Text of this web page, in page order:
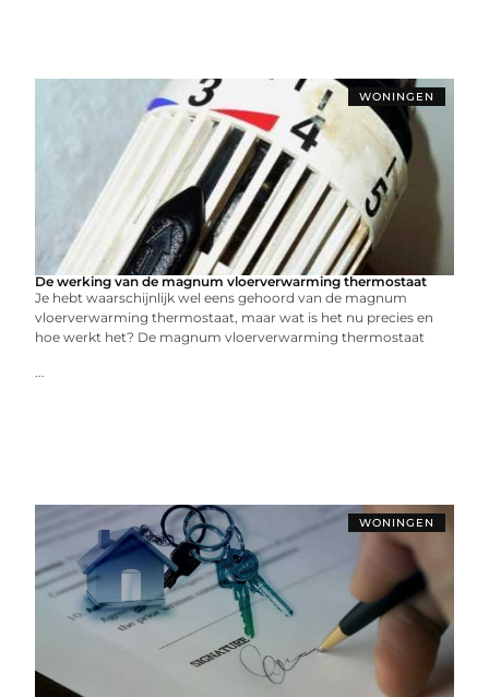
WONINGEN
De werking van de magnum vloerverwarming thermostaat
Je hebt waarschijnlijk wel eens gehoord van de magnum
vloerverwarming thermostaat, maar wat is het nu precies en
hoe werkt het? De magnum vloerverwarming thermostaat
...
WONINGEN